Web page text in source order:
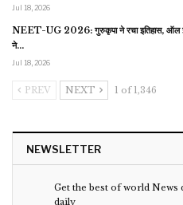
Jul 18, 2026
NEET-UG 2026: गुरुकृपा ने रचा इतिहास, ऑल
ने…
Jul 18, 2026
PREV NEXT 1 of 1,346
NEWSLETTER
Get the best of world
daily